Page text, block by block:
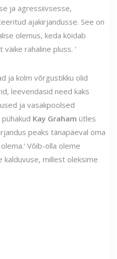
ja agressiivsesse,
ajakirjandusse. See on
olemus, keda köidab
väike rahaline pluss. '
ja kolm võrgustikku olid
leevendasid need kaks
ja vasakpoolsed
Kay Graham ütles
peaks tänapäeval oma
Võib-olla oleme
kalduvuse, millest oleksime